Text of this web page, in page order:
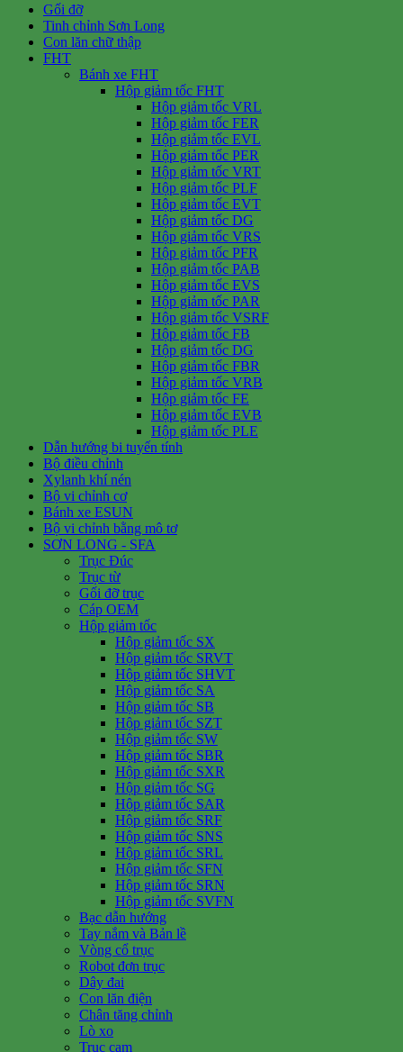
Gối đỡ
Tinh chỉnh Sơn Long
Con lăn chữ thập
FHT
Bánh xe FHT
Hộp giảm tốc FHT
Hộp giảm tốc VRL
Hộp giảm tốc FER
Hộp giảm tốc EVL
Hộp giảm tốc PER
Hộp giảm tốc VRT
Hộp giảm tốc PLF
Hộp giảm tốc EVT
Hộp giảm tốc DG
Hộp giảm tốc VRS
Hộp giảm tốc PFR
Hộp giảm tốc PAB
Hộp giảm tốc EVS
Hộp giảm tốc PAR
Hộp giảm tốc VSRF
Hộp giảm tốc FB
Hộp giảm tốc DG
Hộp giảm tốc FBR
Hộp giảm tốc VRB
Hộp giảm tốc FE
Hộp giảm tốc EVB
Hộp giảm tốc PLE
Dẫn hướng bi tuyến tính
Bộ điều chỉnh
Xylanh khí nén
Bộ vi chỉnh cơ
Bánh xe ESUN
Bộ vi chỉnh bằng mô tơ
SƠN LONG - SFA
Trục Đúc
Trục từ
Gối đỡ trục
Cáp OEM
Hộp giảm tốc
Hộp giảm tốc SX
Hộp giảm tốc SRVT
Hộp giảm tốc SHVT
Hộp giảm tốc SA
Hộp giảm tốc SB
Hộp giảm tốc SZT
Hộp giảm tốc SW
Hộp giảm tốc SBR
Hộp giảm tốc SXR
Hộp giảm tốc SG
Hộp giảm tốc SAR
Hộp giảm tốc SRF
Hộp giảm tốc SNS
Hộp giảm tốc SRL
Hộp giảm tốc SFN
Hộp giảm tốc SRN
Hộp giảm tốc SVFN
Bạc dẫn hướng
Tay nắm và Bản lề
Vòng cổ trục
Robot đơn trục
Dây đai
Con lăn điện
Chân tăng chỉnh
Lò xo
Trục cam